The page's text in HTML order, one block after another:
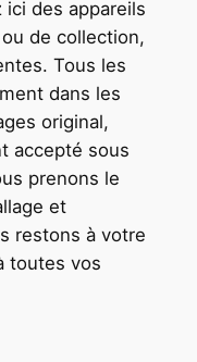
des appareils
de collection,
Tous les
dans les
original,
accepté sous
prenons le
et
restons à votre
toutes vos